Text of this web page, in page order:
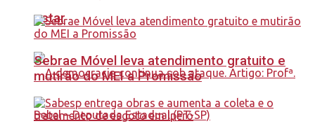
estar
Sebrae Móvel leva atendimento gratuito e
mutirão do MEI a Promissão